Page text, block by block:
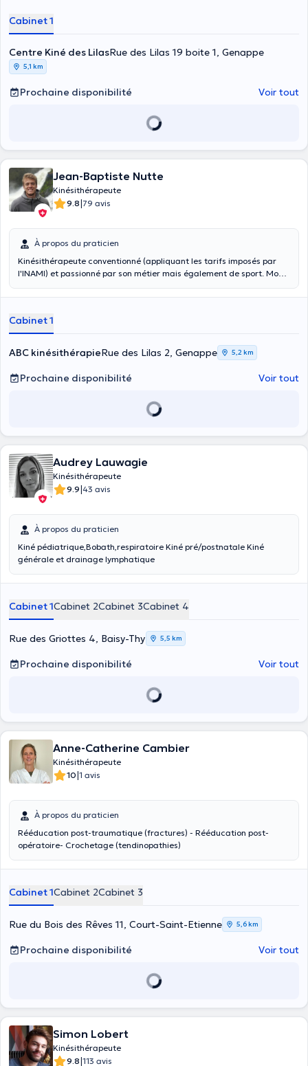
Cabinet 1
Centre Kiné des LilasRue des Lilas 19 boite 1, Genappe
5,1 km
Prochaine disponibilité Voir tout
Jean-Baptiste Nutte
Kinésithérapeute
9.8|79 avis
À propos du praticien
Kinésithérapeute conventionné (appliquant les tarifs imposés par
l'INAMI) et passionné par son métier mais également de sport. Mon
accompagner et de vous guider tout au long de votre parcours
réathlétisation ou les 2.
Cabinet 1
ABC kinésithérapieRue des Lilas 2, Genappe 5,2 km
Prochaine disponibilité Voir tout
Audrey Lauwagie
Kinésithérapeute
9.9|43 avis
À propos du praticien
Kiné pédiatrique,Bobath,respiratoire Kiné pré/postnatale Kiné
générale et drainage lymphatique
Cabinet 1Cabinet 2Cabinet 3Cabinet 4
Rue des Griottes 4, Baisy-Thy 5,5 km
Prochaine disponibilité Voir tout
Anne-Catherine Cambier
Kinésithérapeute
10|1 avis
À propos du praticien
Rééducation post-traumatique (fractures) - Rééducation post-
opératoire- Crochetage (tendinopathies)
Cabinet 1Cabinet 2Cabinet 3
Rue du Bois des Rêves 11, Court-Saint-Etienne 5,6 km
Prochaine disponibilité Voir tout
Simon Lobert
Kinésithérapeute
9.8|113 avis